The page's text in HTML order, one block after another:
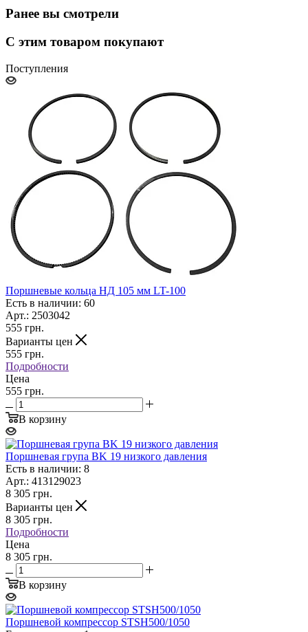
Ранее вы смотрели
С этим товаром покупают
Поступления
Поршневые кольца НД 105 мм LT-100
Есть в наличии: 60
Арт.: 2503042
555 грн.
Варианты цен
555 грн.
Подробности
Цена
555 грн.
В корзину
Поршневая група BK 19 низкого давления
Есть в наличии: 8
Арт.: 413129023
8 305 грн.
Варианты цен
8 305 грн.
Подробности
Цена
8 305 грн.
В корзину
Поршневой компрессор STSH500/1050